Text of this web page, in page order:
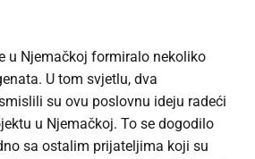
u Njemačkoj formiralo nekoliko
U tom svjetlu, dva
su ovu poslovnu ideju radeći
u Njemačkoj. To se dogodilo
sa ostalim prijateljima koji su